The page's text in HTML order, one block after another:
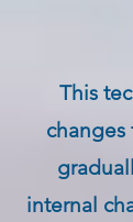
This
changes
internal